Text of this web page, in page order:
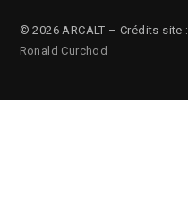
© 2026 ARCALT – Crédits site :
Ronald Curchod